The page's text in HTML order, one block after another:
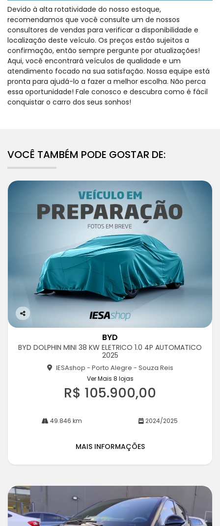
Devido à alta rotatividade do nosso estoque,
recomendamos que você consulte um de nossos
consultores de vendas para verificar a disponibilidade e
localização deste veículo. Os preços estão sujeitos a
confirmação, então sempre pergunte por atualizações!
Aqui, você encontrará veículos de qualidade e um
atendimento focado na sua satisfação. Nossa equipe está
pronta para ajudá-lo a fazer a melhor escolha. Não perca
essa oportunidade! Fale conosco e descubra como é fácil
conquistar o carro dos seus sonhos!
VOCÊ TAMBÉM PODE GOSTAR DE:
Co
rtil
BYD
BYD DOLPHIN MINI 38 KW ELETRICO 1.0 4P AUTOMATICO
2025
IESAshop - Porto Alegre - Souza Reis
Ver Mais 8 lojas
R$ 105.900,00
49.846 km 2024/2025
MAIS INFORMAÇÕES